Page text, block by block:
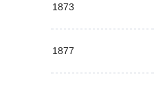
1873
1877